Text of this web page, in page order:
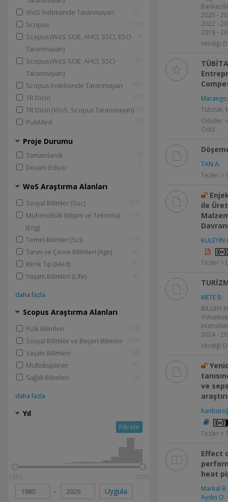
WoS Indeksinde Taranmayan
Scopus
Scopus (WoS SCIE, AHCI, SSCI, ESCI
Taranmayan)
Scopus (WoS SCIE, AHCI, SSCI
Taranmayan)
Scopus Indeksinde Taranmayan
TR Dizin
TR Dizin (WoS, Scopus Taranmayan)
PubMed
Proje Durumu
Tamamlandı
Devam Ediyor
WoS Araştırma Alanları
Sosyal Bilimler (Soc)
Mühendislik Bilişim ve Teknoloji
(Eng)
Temel Bilimler (Sci)
Tarım ve Çevre Bilimleri (Age)
Klinik Tıp (Med)
Yaşam Bilimleri (Life)
daha fazla
Scopus Araştırma Alanları
Fizik Bilimleri
Sosyal Bilimler ve Beşeri Bilimler
Yaşam Bilimleri
Multidisipliner
Sağlık Bilimleri
daha fazla
Yıl
Filtrele
1980 2026
- Uygula
2025 -
2022 -
2018 -
Verdiği
Tübitak,
Ödüller
Ödül
TAN A.
Tezler >
ile
KULEYİN
Tezler >
METE B.
BİLGEN
2024 -
Verdiği
ve
Tezler >
Effect
heat
Markal B.
Aydın O.